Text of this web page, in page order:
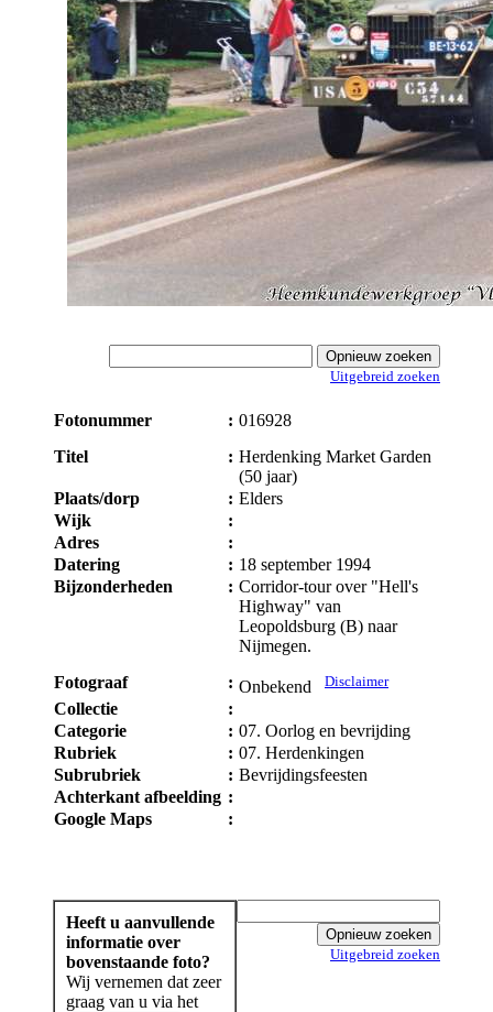
Uitgebreid zoeken
Fotonummer : 016928
Titel
: Herdenking Market Garden
(50 jaar)
Plaats/dorp
: Elders
Wijk
:
Adres
:
Datering
: 18 september 1994
Bijzonderheden
: Corridor-tour over "Hell's
Highway" van
Leopoldsburg (B) naar
Nijmegen.
Fotograaf
: Onbekend Disclaimer
Collectie
:
Categorie
: 07. Oorlog en bevrijding
Rubriek
: 07. Herdenkingen
Subrubriek
: Bevrijdingsfeesten
Achterkant afbeelding :
Google Maps
:
Heeft u aanvullende
informatie over
bovenstaande foto?
Wij vernemen dat zeer
graag van u via het
Uitgebreid zoeken